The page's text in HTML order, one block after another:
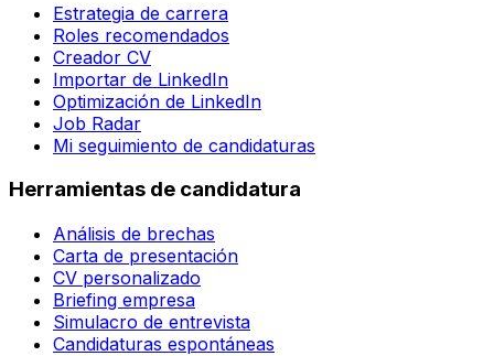
Estrategia de carrera
Roles recomendados
Creador CV
Importar de LinkedIn
Optimización de LinkedIn
Job Radar
Mi seguimiento de candidaturas
Herramientas de candidatura
Análisis de brechas
Carta de presentación
CV personalizado
Briefing empresa
Simulacro de entrevista
Candidaturas espontáneas